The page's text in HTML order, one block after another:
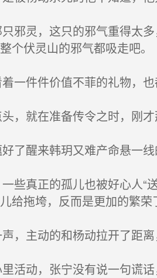
邪灵，这只的邪气重得太
个伏灵山的邪气都吸走吧。
一件件价值不菲的礼物，也
，就在准备传令之时，刚才
了醒来韩玥又难产命悬一线
些真正的孤儿也被好心人“
给拖垮，反而是更加的繁荣
，主动的和杨动拉开了距离
活动，张宁没有说一句谎话